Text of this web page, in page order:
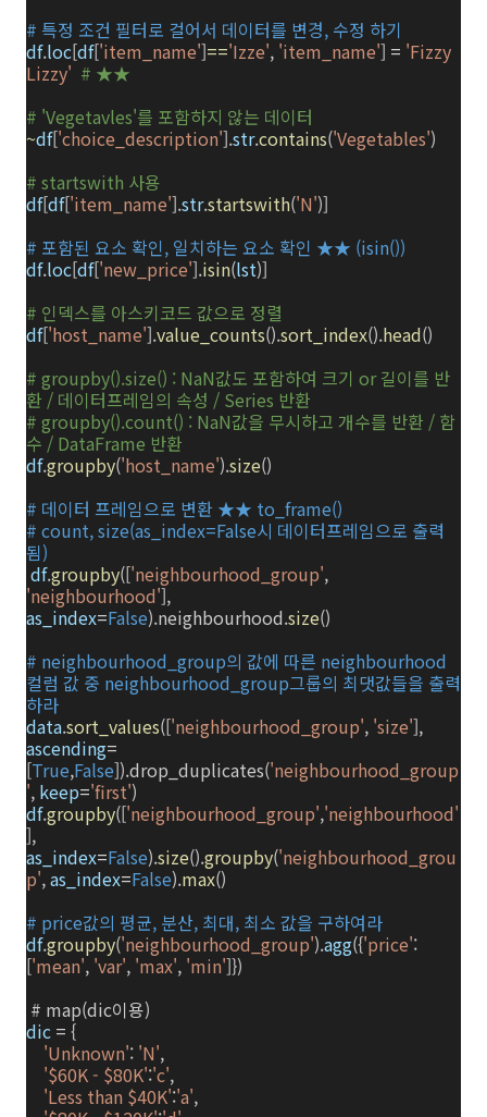
# 특정 조건 필터로 걸어서 데이터를 변경, 수정 하기
df.loc[df['item_name']=='Izze', 'item_name'] = 'Fizzy
Lizzy' # ★★
# 'Vegetavles'를 포함하지 않는 데이터
~df['choice_description'].str.contains('Vegetables')
# startswith 사용
df[df['item_name'].str.startswith('N')]
# 포함된 요소 확인, 일치하는 요소 확인 ★★ (isin())
df.loc[df['new_price'].isin(lst)]
# 인덱스를 아스키코드 값으로 정렬
df['host_name'].value_counts().sort_index().head()
# groupby().size() : NaN값도 포함하여 크기 or 길이를 반
환 / 데이터프레임의 속성 / Series 반환
# groupby().count() : NaN값을 무시하고 개수를 반환 / 함
수 / DataFrame 반환
df.groupby('host_name').size()
# 데이터 프레임으로 변환 ★★ to_frame()
# count, size(as_index=False시 데이터프레임으로 출력
됨)
df.groupby(['neighbourhood_group',
'neighbourhood'],
as_index=False).neighbourhood.size()
# neighbourhood_group의 값에 따른 neighbourhood
컬럼 값 중 neighbourhood_group그룹의 최댓값들을 출력
하라
data.sort_values(['neighbourhood_group', 'size'],
ascending=
[True,False]).drop_duplicates('neighbourhood_group
', keep='first')
df.groupby(['neighbourhood_group','neighbourhood'
],
as_index=False).size().groupby('neighbourhood_grou
p',as_index=False).max()
# price값의 평균, 분산, 최대, 최소 값을 구하여라
df.groupby('neighbourhood_group').agg({'price':
['mean', 'var', 'max', 'min']})
# map(dic이용)
dic = {
'Unknown': 'N',
'$60K - $80K':'c',
'Less than $40K':'a',